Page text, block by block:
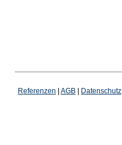
Referenzen AGB Datenschutz